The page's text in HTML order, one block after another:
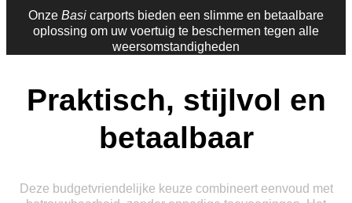
Onze Basi carports bieden een slimme en betaalbare
oplossing om uw voertuig te beschermen tegen alle
weersomstandigheden
Praktisch, stijlvol en
betaalbaar
Deze budgetvriendelijke keuze combineert eenvoud met